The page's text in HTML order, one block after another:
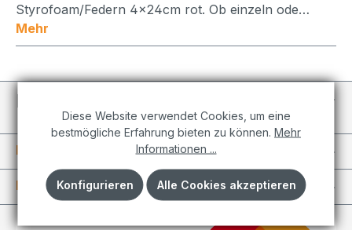
Styrofoam/Federn 4x24cm rot. Ob einzeln ode…
Mehr
Individuelle Projekte
Informationen
Kundenkonto
Diese Website verwendet Cookies, um eine
bestmögliche Erfahrung bieten zu können. Mehr
Informationen ...
Konfigurieren Alle Cookies akzeptieren